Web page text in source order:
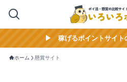
▶︎ 稼げるポイントサイト
ホーム 懸賞サイト